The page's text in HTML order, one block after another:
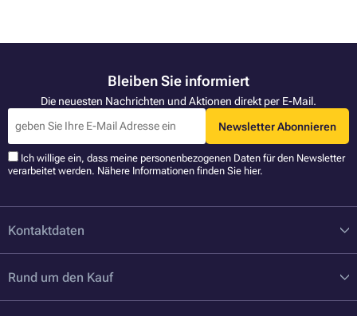
Bleiben Sie informiert
Die neuesten Nachrichten und Aktionen direkt per E-Mail.
Newsletter Abonnieren
Ich willige ein, dass meine personenbezogenen Daten für den Newsletter
verarbeitet werden. Nähere Informationen finden Sie hier.
Kontaktdaten
Rund um den Kauf